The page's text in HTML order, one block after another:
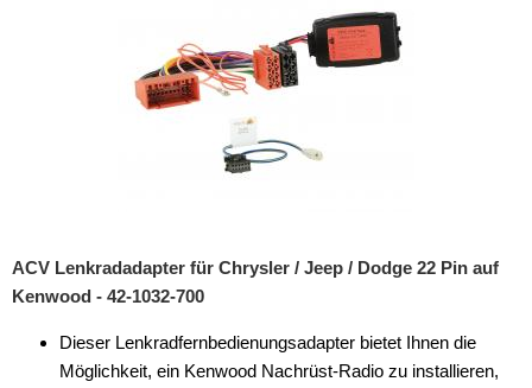
Freisprechadapter
kabellos Laden
Lautsprechereinbauset
ACV Lenkradadapter für Chrysler / Jeep / Dodge 22 Pin auf
Kenwood - 42-1032-700
Dieser Lenkradfernbedienungsadapter bietet Ihnen die
Möglichkeit, ein Kenwood Nachrüst-Radio zu installieren,